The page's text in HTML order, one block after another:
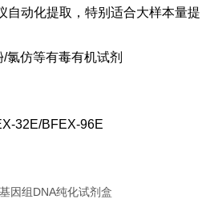
自动化提取，特别适合大样本量提
氯仿等有毒有机试剂
32E/BFEX-96E